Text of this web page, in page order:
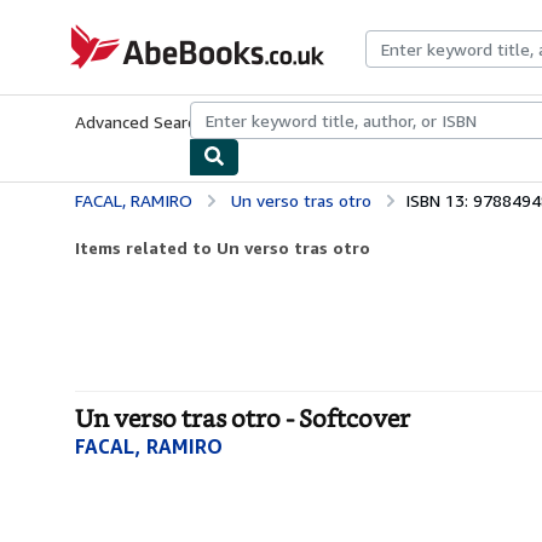
AbeBooks.co.uk
Advanced Search Browse CollectionsRare BooksArt &
FACAL, RAMIRO Un verso tras otro ISBN 13:
Items related to Un verso tras otro
Un verso tras otro - Softcover
FACAL, RAMIRO